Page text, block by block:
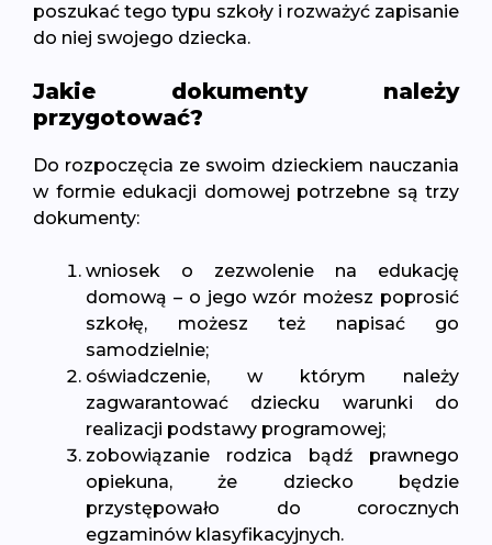
poszukać tego typu szkoły i rozważyć zapisanie
do niej swojego dziecka.
Jakie dokumenty należy
przygotować?
Do rozpoczęcia ze swoim dzieckiem nauczania
w formie edukacji domowej potrzebne są trzy
dokumenty:
wniosek o zezwolenie na edukację
domową – o jego wzór możesz poprosić
szkołę, możesz też napisać go
samodzielnie;
oświadczenie, w którym należy
zagwarantować dziecku warunki do
realizacji podstawy programowej;
zobowiązanie rodzica bądź prawnego
opiekuna, że dziecko będzie
przystępowało do corocznych
egzaminów klasyfikacyjnych.